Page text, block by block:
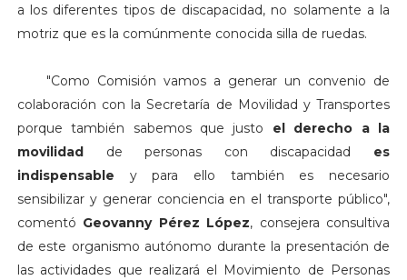
a los diferentes tipos de discapacidad, no solamente a la
motriz que es la comúnmente conocida silla de ruedas.
"Como Comisión vamos a generar un convenio de
colaboración con la Secretaría de Movilidad y Transportes
porque también sabemos que justo el derecho a la
movilidad de personas con discapacidad es
indispensable y para ello también es necesario
sensibilizar y generar conciencia en el transporte público",
comentó Geovanny Pérez López, consejera consultiva
de este organismo autónomo durante la presentación de
las actividades que realizará el Movimiento de Personas